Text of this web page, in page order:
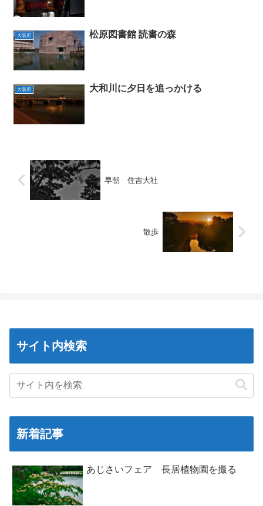
大阪府 松原図書館 読書の森
大阪府 大和川に夕日を追っかける
早朝 住吉大社
散歩
サイト内検索
新着記事
あじさいフェア 長居植物園を撮る